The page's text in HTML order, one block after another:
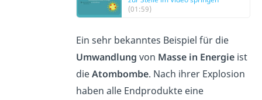
(01:59)
Ein sehr bekanntes Beispiel für die
Umwandlung von Masse in Energie ist
dieAtombombe. Nach ihrer Explosion
haben alle Endprodukte eine